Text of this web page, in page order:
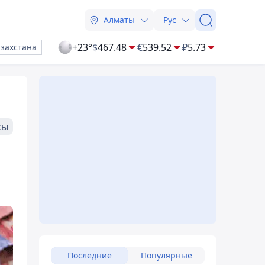
Алматы Рус
+23°$467.48 €539.52 ₽5.73
Последние Популярные